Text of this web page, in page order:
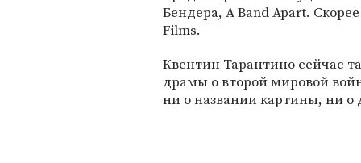
Бендера, A Band Apart.
Films.
Квентин Тарантино сейчас
драмы о второй мировой
ни о названии картины, ни о